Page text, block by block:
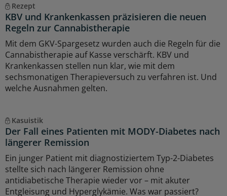
Rezept
KBV und Krankenkassen präzisieren die neuen
Regeln zur Cannabistherapie
Mit dem GKV-Spargesetz wurden auch die Regeln für die
Cannabistherapie auf Kasse verschärft. KBV und
Krankenkassen stellen nun klar, wie mit dem
sechsmonatigen Therapieversuch zu verfahren ist. Und
welche Ausnahmen gelten.
Kasuistik
Der Fall eines Patienten mit MODY-Diabetes nach
längerer Remission
Ein junger Patient mit diagnostiziertem Typ-2-Diabetes
stellte sich nach längerer Remission ohne
antidiabetische Therapie wieder vor – mit akuter
Entgleisung und Hyperglykämie. Was war passiert?